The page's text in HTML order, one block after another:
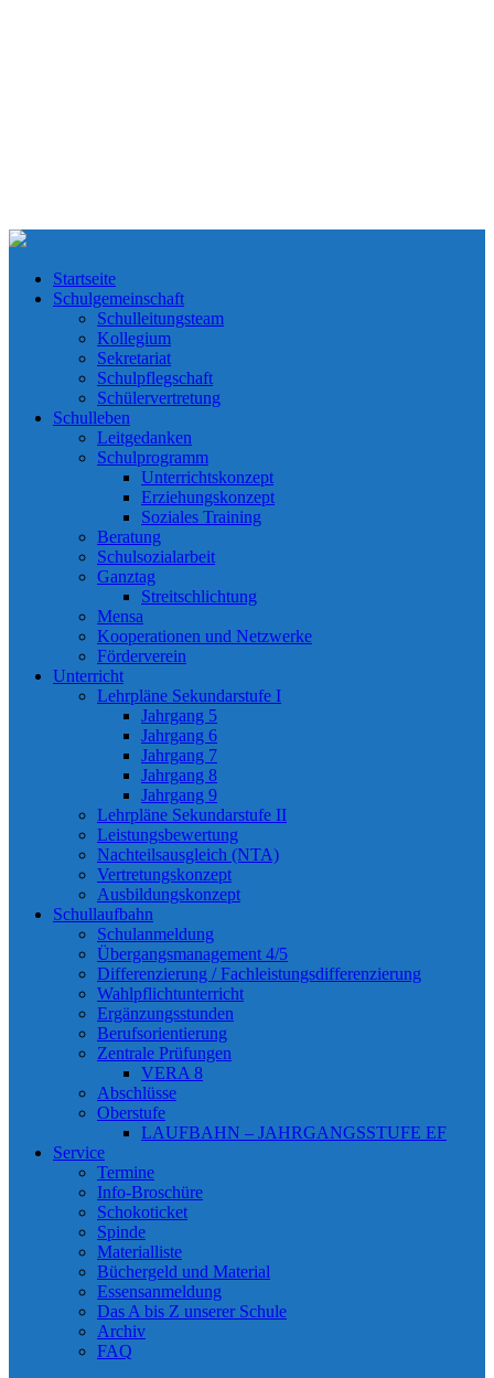
Startseite
Schulgemeinschaft
Schulleitungsteam
Kollegium
Sekretariat
Schulpflegschaft
Schülervertretung
Schulleben
Leitgedanken
Schulprogramm
Unterrichtskonzept
Erziehungskonzept
Soziales Training
Beratung
Schulsozialarbeit
Ganztag
Streitschlichtung
Mensa
Kooperationen und Netzwerke
Förderverein
Unterricht
Lehrpläne Sekundarstufe I
Jahrgang 5
Jahrgang 6
Jahrgang 7
Jahrgang 8
Jahrgang 9
Lehrpläne Sekundarstufe II
Leistungsbewertung
Nachteilsausgleich (NTA)
Vertretungskonzept
Ausbildungskonzept
Schullaufbahn
Schulanmeldung
Übergangsmanagement 4/5
Differenzierung / Fachleistungsdifferenzierung
Wahlpflichtunterricht
Ergänzungsstunden
Berufsorientierung
Zentrale Prüfungen
VERA 8
Abschlüsse
Oberstufe
LAUFBAHN – JAHRGANGSSTUFE EF
Service
Termine
Info-Broschüre
Schokoticket
Spinde
Materialliste
Büchergeld und Material
Essensanmeldung
Das A bis Z unserer Schule
Archiv
FAQ